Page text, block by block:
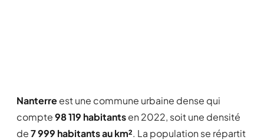
Nanterreest une commune urbaine dense qui
compte98 119 habitantsen 2022, soit une densité
de7 999 habitants au km². La population se répartit